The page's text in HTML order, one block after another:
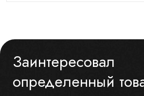
Заинтересовал
определенный